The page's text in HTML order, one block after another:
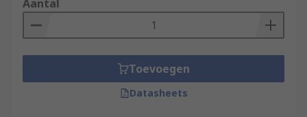
Aantal
Toevoegen
Datasheets